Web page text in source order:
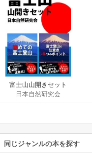
富士山山開きセット
交通、服装、食事、
登山期間、スケジュ
ト……必読！ 富士登
山の基礎知識と注意
点
日本自然研究会
同じジャンルの本を探す